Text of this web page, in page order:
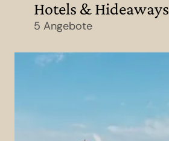
Hotels & Hideaways
5 Angebote